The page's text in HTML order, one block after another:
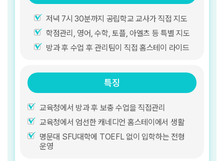
저녁 7시 30분까지 공립학교 교사가 직접 지도
학점관리, 영어, 수학, 토플, 아엘츠 등 특별 지도
방과 후 수업 후 관리팀이 직접 홈스테이 라이드
특징
교육청에서 방과 후 보충 수업을 직접관리
교육청에서 엄선한 캐네디언 홈스테이에서 생활
명문대 SFU대학에 TOEFL 없이 입학하는 전형
운영